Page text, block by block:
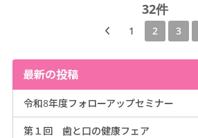
32件
1 2 3
最新の投稿
令和8年度フォローアップセミナー
第１回 歯と口の健康フェア